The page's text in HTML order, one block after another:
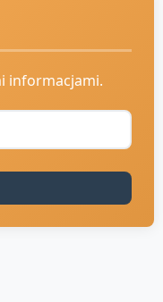
informacjami.